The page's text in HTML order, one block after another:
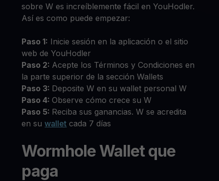
sobre W es increíblemente fácil en YouHodler.
Así es como puede empezar:
Paso 1: Inicie sesión en la aplicación o el sitio
web de YouHodler
Paso 2: Acepte los Términos y Condiciones en
la parte superior de la sección Wallets
Paso 3: Deposite W en su wallet personal W
Paso 4:Observe cómo crece su W
Paso 5: Reciba sus ganancias. W se acredita
en suwallet cada 7 días
Wormhole Wallet que
paga